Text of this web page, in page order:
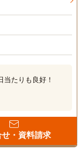
たりも良好！
せ・資料請求